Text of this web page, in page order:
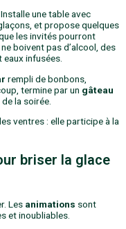
une table avec
et propose quelques
les invités pourront
boivent pas d’alcool, des
infusées.
rempli de bonbons,
termine par un gâteau
la soirée.
ventres : elle participe à la
briser la glace
Les animations sont
et inoubliables.